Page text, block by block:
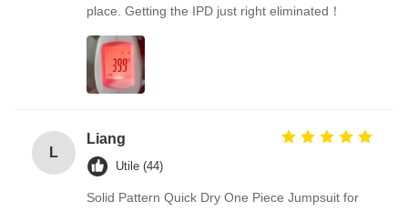
place. Getting the IPD just right eliminated！
L
Liang
Utile (44)
Solid Pattern Quick Dry One Piece Jumpsuit for